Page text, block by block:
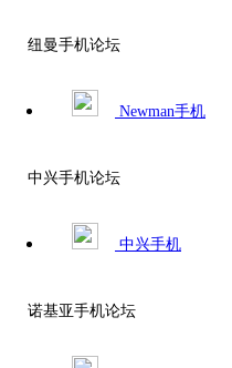
纽曼手机论坛
Newman手机
中兴手机论坛
中兴手机
诺基亚手机论坛